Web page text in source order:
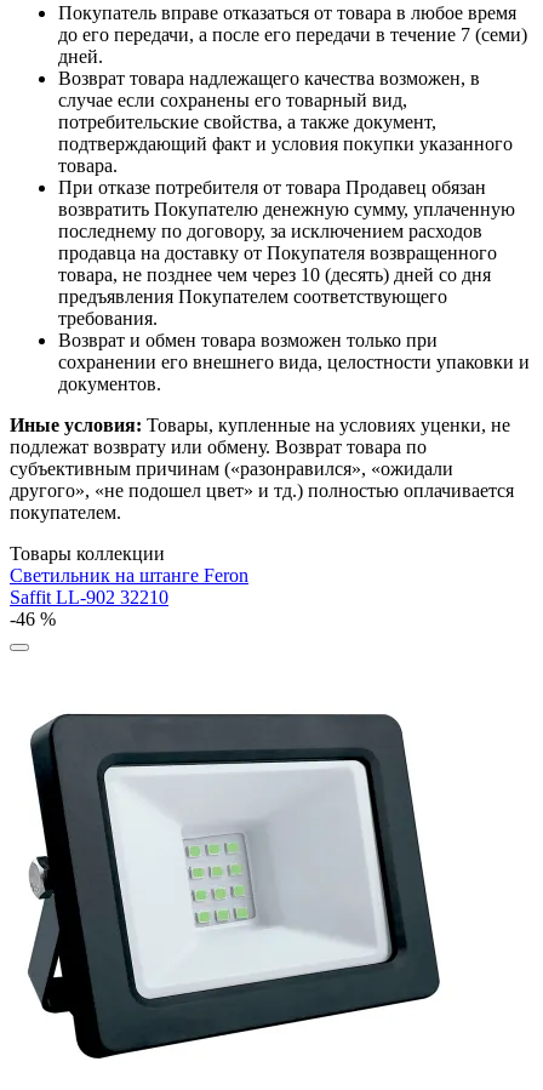
Покупатель вправе отказаться от товара в любое время
до его передачи, а после его передачи в течение 7 (семи)
дней.
Возврат товара надлежащего качества возможен, в
случае если сохранены его товарный вид,
потребительские свойства, а также документ,
подтверждающий факт и условия покупки указанного
товара.
При отказе потребителя от товара Продавец обязан
возвратить Покупателю денежную сумму, уплаченную
последнему по договору, за исключением расходов
продавца на доставку от Покупателя возвращенного
товара, не позднее чем через 10 (десять) дней со дня
предъявления Покупателем соответствующего
требования.
Возврат и обмен товара возможен только при
сохранении его внешнего вида, целостности упаковки и
документов.
Иные условия: Товары, купленные на условиях уценки, не
подлежат возврату или обмену. Возврат товара по
субъективным причинам («разонравился», «ожидали
другого», «не подошел цвет» и тд.) полностью оплачивается
покупателем.
Товары коллекции
Светильник на штанге Feron
Saffit LL-902 32210
-46 %